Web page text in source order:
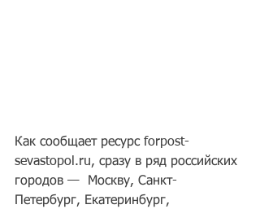
Как сообщает ресурс forpost-
sevastopol.ru, сразу в ряд российских
городов —  Москву, Санкт-
Петербург, Екатеринбург,